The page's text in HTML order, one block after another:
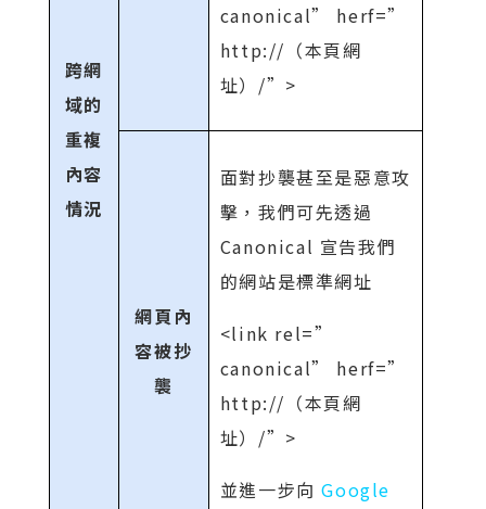
跨網
域的
重複
內容
情況
canonical” herf=”
http://（本頁網
址）/”>
網頁內
容被抄
襲
面對抄襲甚至是惡意攻
擊，我們可先透過
Canonical 宣告我們
的網站是標準網址
<link rel=”
canonical” herf=”
http://（本頁網
址）/”>
並進一步向Google